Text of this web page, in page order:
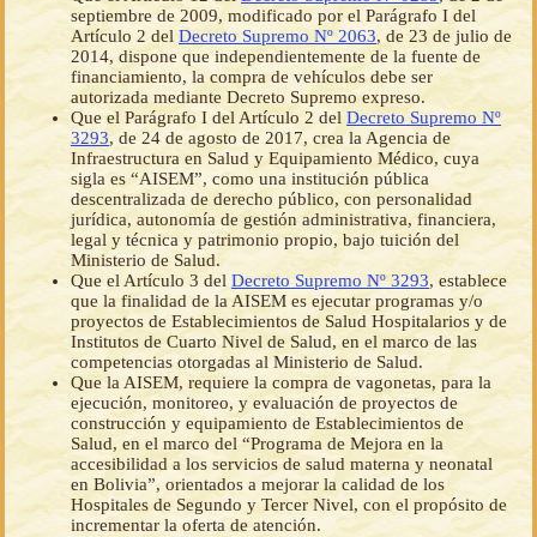
septiembre de 2009, modificado por el Parágrafo I del
Artículo 2 del Decreto Supremo Nº 2063, de 23 de julio de
2014, dispone que independientemente de la fuente de
financiamiento, la compra de vehículos debe ser
autorizada mediante Decreto Supremo expreso.
Que el Parágrafo I del Artículo 2 del Decreto Supremo Nº
3293, de 24 de agosto de 2017, crea la Agencia de
Infraestructura en Salud y Equipamiento Médico, cuya
sigla es “AISEM”, como una institución pública
descentralizada de derecho público, con personalidad
jurídica, autonomía de gestión administrativa, financiera,
legal y técnica y patrimonio propio, bajo tuición del
Ministerio de Salud.
Que el Artículo 3 del Decreto Supremo Nº 3293, establece
que la finalidad de la AISEM es ejecutar programas y/o
proyectos de Establecimientos de Salud Hospitalarios y de
Institutos de Cuarto Nivel de Salud, en el marco de las
competencias otorgadas al Ministerio de Salud.
Que la AISEM, requiere la compra de vagonetas, para la
ejecución, monitoreo, y evaluación de proyectos de
construcción y equipamiento de Establecimientos de
Salud, en el marco del “Programa de Mejora en la
accesibilidad a los servicios de salud materna y neonatal
en Bolivia”, orientados a mejorar la calidad de los
Hospitales de Segundo y Tercer Nivel, con el propósito de
incrementar la oferta de atención.